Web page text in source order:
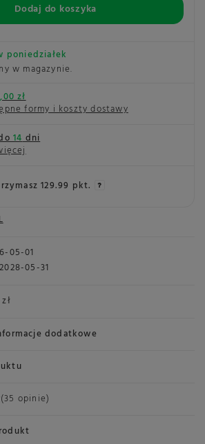
05-01
2028-05-31
dodatkowe
(35 opinie)
Dodaj do koszyka
poniedziałek
w magazynie
zł
formy i koszty dostawy
14dni
129.99 pkt.